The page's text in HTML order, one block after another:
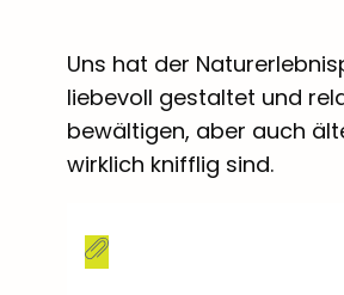
Uns hat der
liebevoll gestaltet und
bewältigen, aber auch
wirklich knifflig sind.